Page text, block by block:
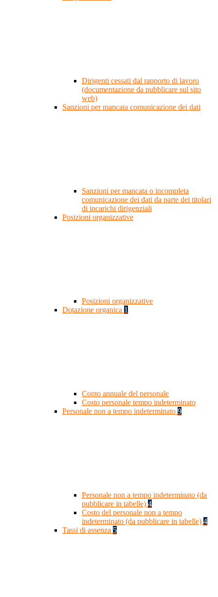
Dirigenti cessati dal rapporto di lavoro
(documentazione da pubblicare sul sito
web)
Sanzioni per mancata comunicazione dei dati
Sanzioni per mancata o incompleta
comunicazione dei dati da parte dei titolari
di incarichi dirigenziali
Posizioni organizzative
Posizioni organizzative
Dotazione organica 1
Conto annuale del personale
Costo personale tempo indeterminato
Personale non a tempo indeterminato 9
Personale non a tempo indeterminato (da
pubblicare in tabelle) 4
Costo del personale non a tempo
indeterminato (da pubblicare in tabelle) 4
Tassi di assenza 5